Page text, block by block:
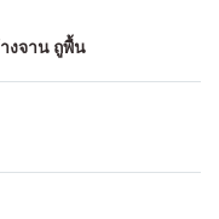
งจาน ถูพื้น